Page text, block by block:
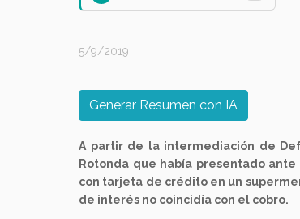
5/9/2019
Generar Resumen con IA
A partir de la intermediación de
Rotonda que había presentado
con tarjeta de crédito en un
de interés no coincidía con el cobro.